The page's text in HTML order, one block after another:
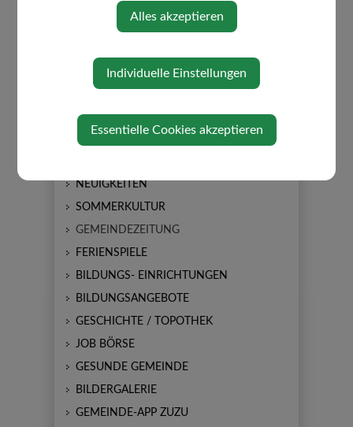
AKTUELLES
NEUIGKEITEN
SOMMERKULTUR
GEMEINDEZEITUNG
FERIENSPIELE
BILDUNGS- EINRICHTUNGEN
BILDUNGSANGEBOTE
GESCHICHTE / TOPOTHEK
JOB BÖRSE
GESUNDE GEMEINDE
BILDERGALERIE
GEMEINDE-APP ZUZU
Alles akzeptieren
Individuelle Einstellungen
Essentielle Cookies akzeptieren